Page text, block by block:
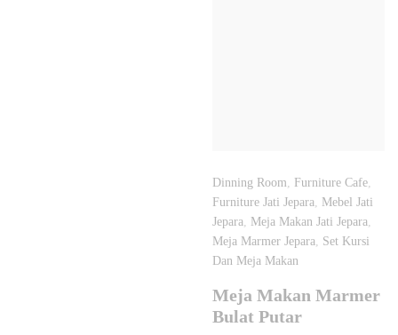
Dinning Room, Furniture Cafe,
Furniture Jati Jepara, Mebel Jati
Jepara, Meja Makan Jati Jepara,
Meja Marmer Jepara, Set Kursi
Dan Meja Makan
Meja Makan Marmer
Bulat Putar